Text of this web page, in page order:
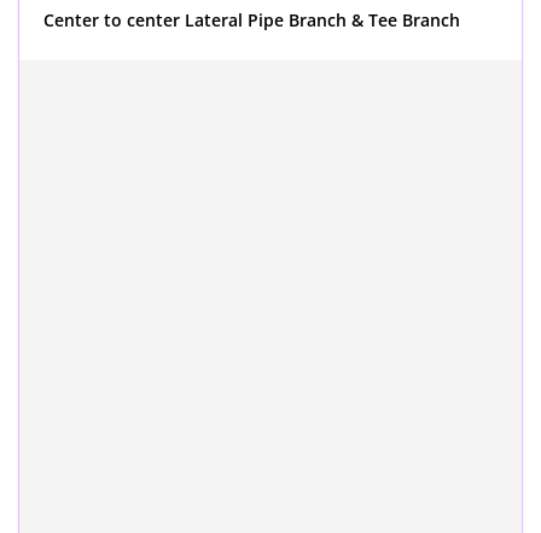
Center to center Lateral Pipe Branch & Tee Branch